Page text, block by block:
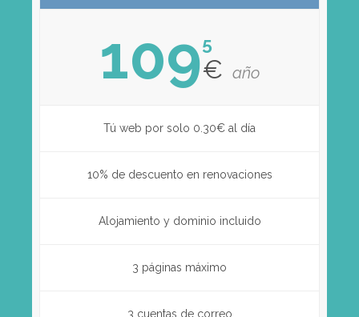
1095
€ año
Tú web por solo 0.30€ al día
10% de descuento en renovaciones
Alojamiento y dominio incluido
3 páginas máximo
3 cuentas de correo